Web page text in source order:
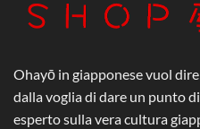
Ohayō in giapponese vuol
dalla voglia di dare un punto
esperto sulla vera cultura